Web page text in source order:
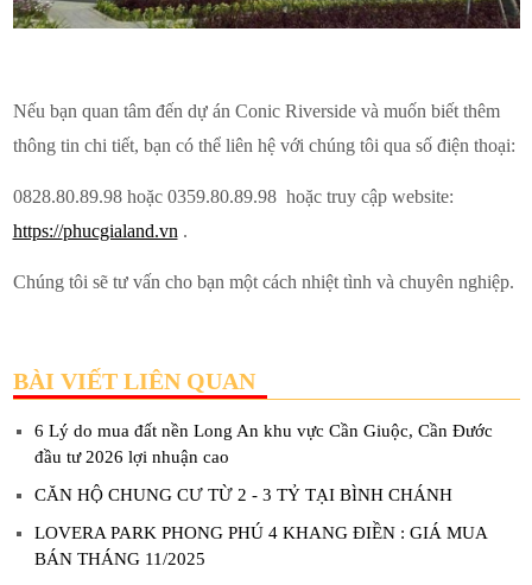
Nếu bạn quan tâm đến dự án Conic Riverside và muốn biết thêm
thông tin chi tiết, bạn có thể liên hệ với chúng tôi qua số điện thoại:
0828.80.89.98 hoặc 0359.80.89.98 hoặc truy cập website:
https://phucgialand.vn .
Chúng tôi sẽ tư vấn cho bạn một cách nhiệt tình và chuyên nghiệp.
BÀI VIẾT LIÊN QUAN
6 Lý do mua đất nền Long An khu vực Cần Giuộc, Cần Đước
đầu tư 2026 lợi nhuận cao
CĂN HỘ CHUNG CƯ TỪ 2 - 3 TỶ TẠI BÌNH CHÁNH
LOVERA PARK PHONG PHÚ 4 KHANG ĐIỀN : GIÁ MUA
BÁN THÁNG 11/2025